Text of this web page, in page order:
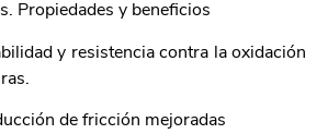
Propiedades y beneficios
y resistencia contra la oxidación
de fricción mejoradas